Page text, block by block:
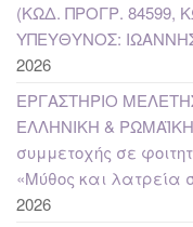
(ΚΩΔ. ΠΡΟΓΡ. 84599,
ΥΠΕΥΘΥΝΟΣ:
2026
ΕΡΓΑΣΤΗΡΙΟ
ΕΛΛΗΝΙΚΗ &
συμμετοχής σε
«Μύθος και λατρεία
2026